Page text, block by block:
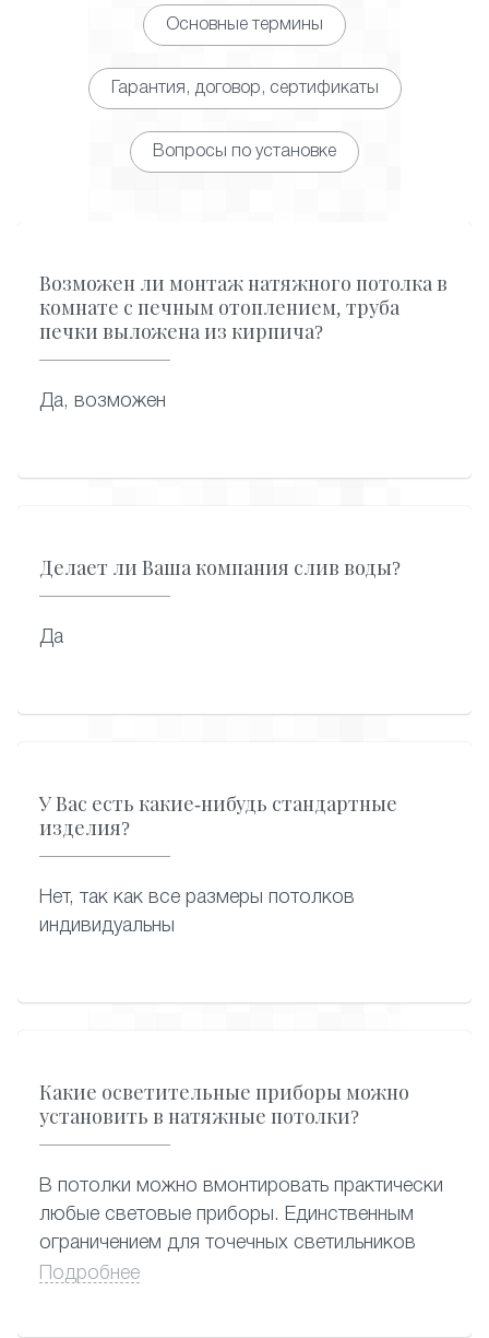
Основные термины
Гарантия, договор, сертификаты
Вопросы по установке
Возможен ли монтаж натяжного потолка в
комнате с печным отоплением, труба
печки выложена из кирпича?
Да, возможен
Делает ли Ваша компания слив воды?
Да
У Вас есть какие-нибудь стандартные
изделия?
Нет, так как все размеры потолков
индивидуальны
Какие осветительные приборы можно
установить в натяжные потолки?
В потолки можно вмонтировать практически
любые световые приборы. Единственным
ограничением для точечных светильников
является их мощность (нагрев). Во избежание
Подробнее